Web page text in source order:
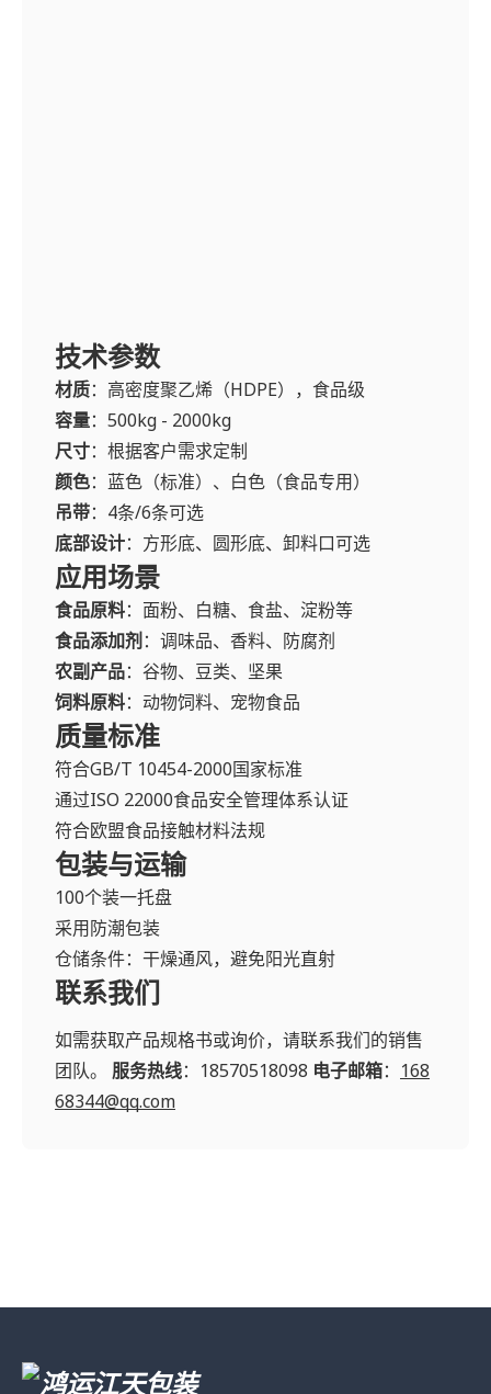
技术参数
材质：高密度聚乙烯（HDPE），食品级
容量：500kg - 2000kg
尺寸：根据客户需求定制
颜色：蓝色（标准）、白色（食品专用）
吊带：4条/6条可选
底部设计：方形底、圆形底、卸料口可选
应用场景
食品原料：面粉、白糖、食盐、淀粉等
食品添加剂 ：调味品、香料、防腐剂
农副产品：谷物、豆类、坚果
饲料原料：动物饲料、宠物食品
质量标准
符合GB/T 10454-2000国家标准
通过ISO 22000食品安全管理体系认证
符合欧盟食品接触材料法规
包装与运输
100个装一托盘
采用防潮包装
仓储条件：干燥通风，避免阳光直射
联系我们
如需获取产品规格书或询价，请联系我们的销售
团队。 服务热线：18570518098 电子邮箱： 168
68344@qq.com